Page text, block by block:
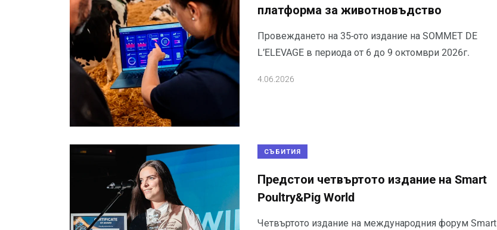
платформа за животновъдство
Провеждането на 35-ото издание на SOMMET DE
L’ELEVAGE в периода от 6 до 9 октомври 2026г.
4.06.2026
СЪБИТИЯ
Предстои четвъртото издание на Smart
Poultry&Pig World
Четвъртото издание на международния форум Smart